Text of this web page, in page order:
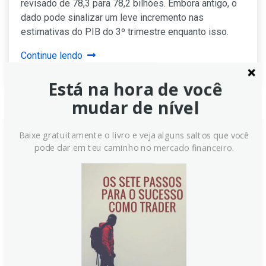
revisado de 78,3 para 78,2 bilhões. Embora antigo, o
dado pode sinalizar um leve incremento nas
estimativas do PIB do 3º trimestre enquanto isso.
Continue lendo
Balança comercial de bens dos
EUA em agosto fica em déficit
de 85,50 bilhões, abaixo do
esperado de 95,20 bilhões
Em agosto, a balança de bens dos EUA revelou déficit
de 85,50 bilhões de dólares, superando as
expectativas de -95,20 bilhões. O dado anterior, de
Está na hora de você
mudar de nível
Baixe gratuitamente o livro e veja alguns saltos que você
pode dar em teu caminho no mercado financeiro.